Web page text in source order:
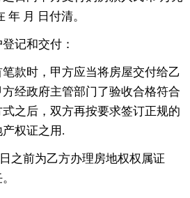
年 月 日付清。
记和交付：
款时，甲方应当将房屋交付给乙
经政府主管部门了验收合格符合
之后，双方再按要求签订正规的
权证之用.
之前为乙方办理房地权权属证